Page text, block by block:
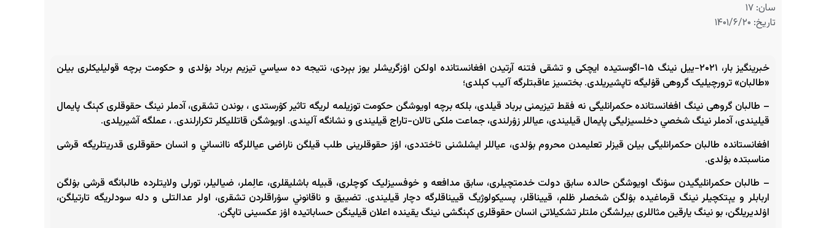
سان: ۱۷
تاریخ: ۱۴۰۱/۶/۲۰
خبرینگیز بار، ۲۰۲۱-ییل نینگ ۱۵-اگوستیده ایچکی و تشقی فتنه‌ آرتیدن افغانستانده اولکن اۉزگریشلر یوز بېردی، نتیجه ‌ده سیاسي تیزیم برباد بۉلدی و حکومت برچه‌ قولیلیکلری بیلن
«طالبان» ترورچیلیک گروهی قۉلیگه تاپشیریلدی. بختسیز عاقبتلرگه آلیب کېلدی؛
– طالبان گروهی نینگ افغانستانده حکمرانلیگی نه‌ فقط تیزیمنی برباد قیلدی، بلکه‌ برچه‌ اویوشگن حکومت توزیلمه‌ لریگه تاثیر کۉرستدی‌ ، بوندن تشقری، آدملر نینگ حقوقلری کېنگ پایمال
قیلیندی، آدملر نینگ شخصي دخلسیزلیگی پایمال قیلیندی، عیاللر زۉرلندی، جماعت ملکی تالان-تاراج قیلیندی و نشانگه آلیندی. اویوشگن قاتللیکلر تکرارلندی. ، عملگه آشیریلدی.
افغانستانده طالبان حکمرانلیگی بیلن قیزلر تعلیمدن محروم بۉلدی، عیاللر ایشلشنی تاختددی، اۉز حقوقلرینی طلب قیلگن ناراضی عیاللرگه ناانساني و انسان حقوقلری قدریتلریگه قرشی
مناسبتده بۉلدی.
– طالبان حکمرانلیگیدن سۉنگ اویوشگن حالده سابق دولت خدمتچیلری، سابق مدافعه‌ و خوفسیزلیک کوچلری، قبیله‌ باشلیقلری، عالِملر، ضیالیلر، تورلی ولایتلرده طالبانگه قرشی بۉلگن
اربابلر و یېتکچیلر نینگ قرماغیده بۉلگن شخصلر ظلم، قییناقلر، پسیکولوژیگ قییناقلرگه دچار قیلیندی. تضییق و ناقانوني سۉراقلردن تشقری، اولر عدالتلی و دله‌ سودلریگه تارتیلگن،
اۉلدیریلگن، بو نینگ یارقین مثاللری بیرلشگن ملتلر تشکیلاتی انسان حقوقلری کېنگشی نینگ یقینده اعلان قیلینگن حساباتیده اۉز عکسینی تاپگن.